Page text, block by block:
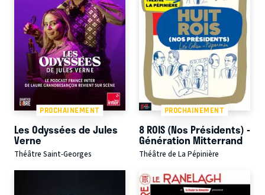
PROCHAINEMENT
Les Odyssées de Jules
Verne
Théâtre Saint-Georges
PROCHAINEMENT
8 ROIS (Nos Présidents) -
Génération Mitterrand
Théâtre de La Pépinière